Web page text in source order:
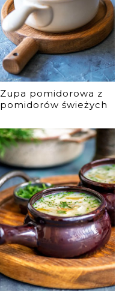
Zupa pomidorowa z
pomidorów świeżych